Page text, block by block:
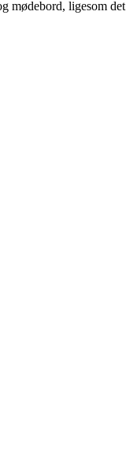
mødebord, ligesom det